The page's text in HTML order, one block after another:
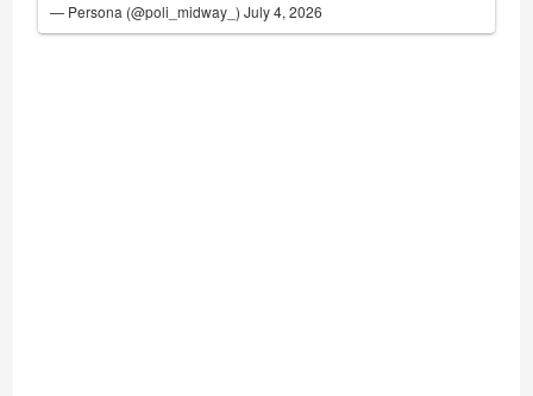
— Persona (@poli_midway_)July 4, 2026